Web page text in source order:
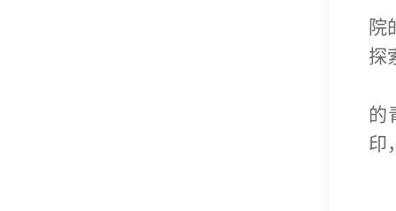
院
探
的
印